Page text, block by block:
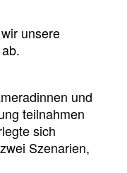
unsere
und
teilnahmen
sich
Szenarien,